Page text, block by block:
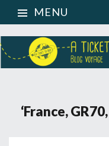
MENU
‘France,